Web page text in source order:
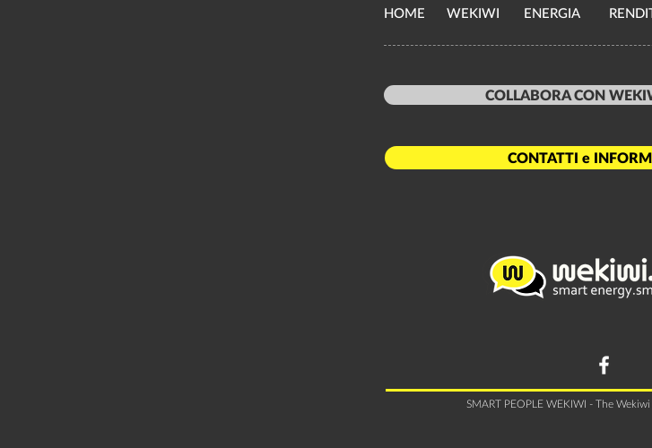
HOME WEKIWI ENERGIA
COLLABORA CON
CONTATTI e
SMART PEOPLE WEKIWI - The